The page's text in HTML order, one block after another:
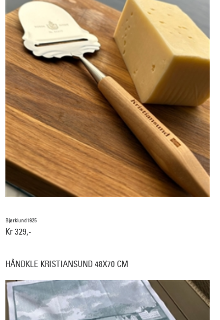
Bjørklund1925
Kr 329,-
HÅNDKLE KRISTIANSUND 48X70 CM